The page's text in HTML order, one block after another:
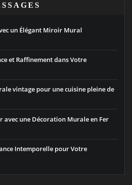
un Élégant Miroir Mural
et Raffinement dans Votre
vintage pour une cuisine pleine de
avec une Décoration Murale en Fer
Intemporelle pour Votre